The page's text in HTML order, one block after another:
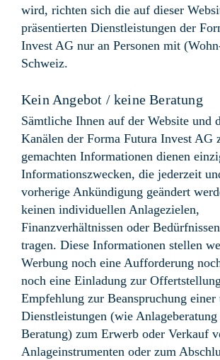
wird, richten sich die auf dieser
präsentierten Dienstleistungen der
Invest AG nur an Personen mit
Schweiz.
Kein Angebot / keine Beratung
Sämtliche Ihnen auf der Website und
Kanälen der Forma Futura Invest AG
gemachten Informationen dienen
Informationszwecken, die jederzeit
vorherige Ankündigung geändert
keinen individuellen Anlagezielen,
Finanzverhältnissen oder
tragen. Diese Informationen stellen
Werbung noch eine Aufforderung
noch eine Einladung zur
Empfehlung zur Beanspruchung einer
Dienstleistungen (wie Anlageberatung
Beratung) zum Erwerb oder Verkauf
Anlageinstrumenten oder zum